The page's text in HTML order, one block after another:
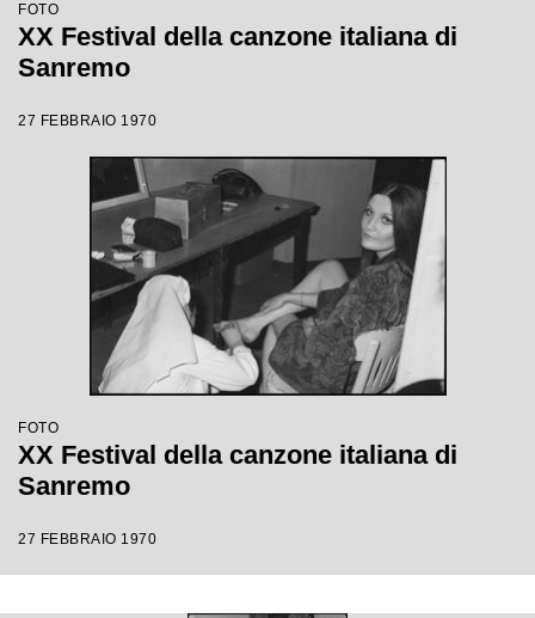
FOTO
XX Festival della canzone italiana di
Sanremo
27 FEBBRAIO 1970
FOTO
XX Festival della canzone italiana di
Sanremo
27 FEBBRAIO 1970